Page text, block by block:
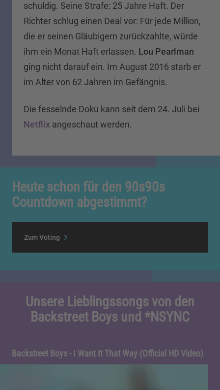
schuldig. Seine Strafe: 25 Jahre Haft. Der
Richter schlug einen Deal vor: Für jede Million,
die er seinen Gläubigern zurückzahlte, würde
ihm ein Monat Haft erlassen. Lou Pearlman
ging nicht darauf ein. Im August 2016 starb er
im Alter von 62 Jahren im Gefängnis.
Die fesselnde Doku kann seit dem 24. Juli bei
Netflix angeschaut werden.
Heute schon für den 90s90s
Countdown abgestimmt?
Zum Voting
Unsere Lieblingssongs von den
Backstreet Boys und *NSYNC
Backstreet Boys - I Want It That Way (Official HD Video)